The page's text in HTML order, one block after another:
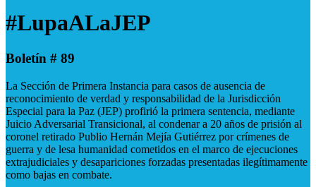
#LupaALaJEP
Boletín # 89
La Sección de Primera Instancia para casos de ausencia de
reconocimiento de verdad y responsabilidad de la Jurisdicción
Especial para la Paz (JEP) profirió la primera sentencia, mediante
Juicio Adversarial Transicional, al condenar a 20 años de prisión al
coronel retirado Publio Hernán Mejía Gutiérrez por crímenes de
guerra y de lesa humanidad cometidos en el marco de ejecuciones
extrajudiciales y desapariciones forzadas presentadas ilegítimamente
como bajas en combate.